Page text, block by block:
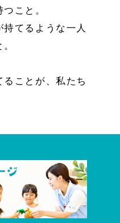
こと。
てるような一人
ことが、私たち